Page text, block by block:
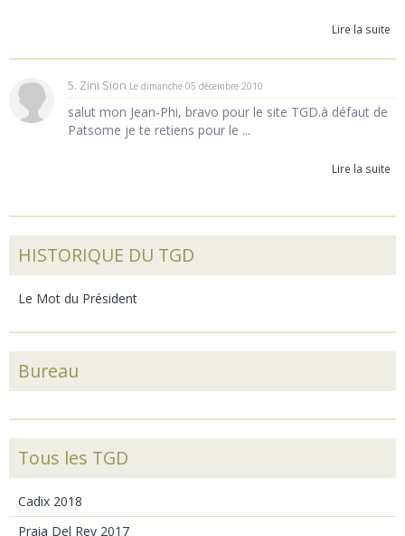
Lire la suite
5. Zini Sion Le dimanche 05 décembre 2010
salut mon Jean-Phi, bravo pour le site TGD.à défaut de
Patsome je te retiens pour le ...
Lire la suite
HISTORIQUE DU TGD
Le Mot du Président
Bureau
Tous les TGD
Cadix 2018
Praia Del Rey 2017